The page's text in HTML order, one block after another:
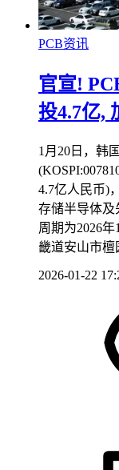
PCB资讯
官宣!
投4.7亿,
1月20日，韩
4.7亿人民币)
存储半导体及
周期为2026
畿道安山市檀
2026-01-22